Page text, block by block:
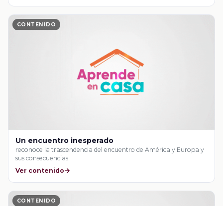
CONTENIDO
Un encuentro inesperado
reconoce la trascendencia del encuentro de América y Europa y
sus consecuencias.
Ver contenido
CONTENIDO